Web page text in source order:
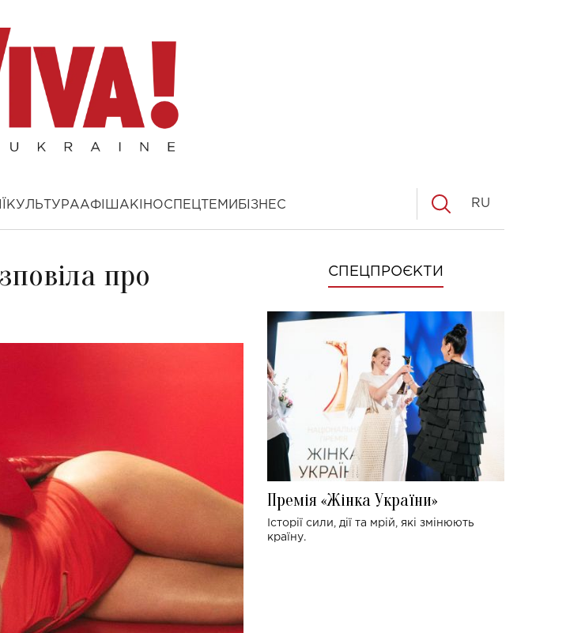
КУЛЬТУРААФІША КІНОСПЕЦТЕМИ БІЗНЕС RU
про
СПЕЦПРОЄКТИ
Премія «Жінка України»
Історії сили, дії та мрій, які змінюють
країну.